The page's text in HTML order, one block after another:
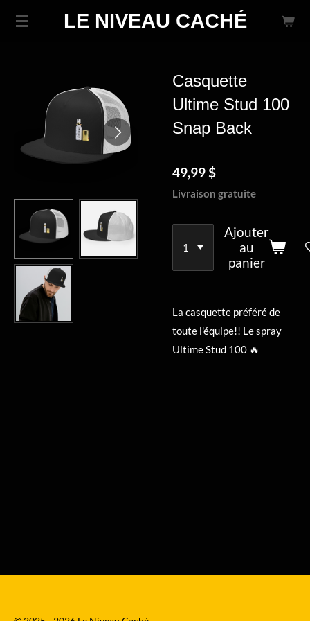
Passer
LE NIVEAU CACHÉ
Casquette
Ultime Stud 100
Snap Back
49,99 $
Livraison gratuite
Ajouter
au
panier
La casquette préféré de
toute l'équipe!! Le spray
Ultime Stud 100 🔥